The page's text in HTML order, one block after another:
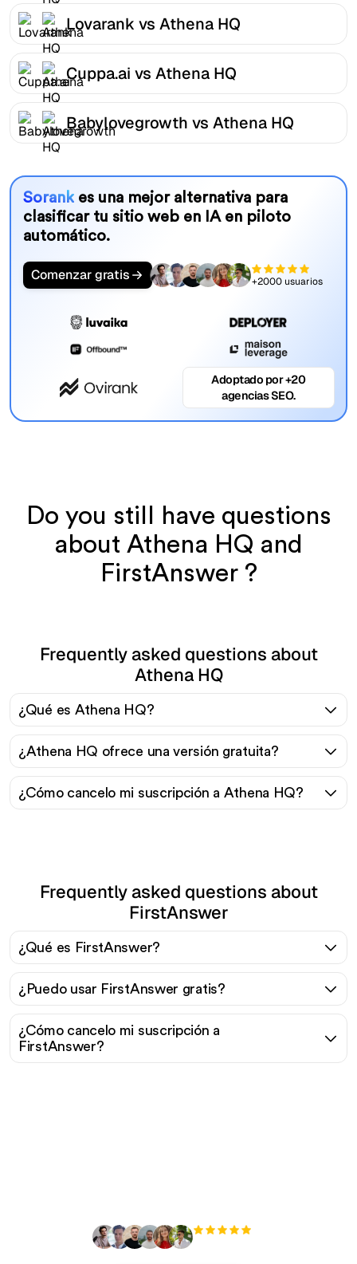
Lovarank vs Athena HQ
Cuppa.ai vs Athena HQ
Babylovegrowth vs Athena HQ
Sorankes una mejor alternativa para
clasificar tu sitio web en IA en piloto
automático.
Comenzar gratis +2000 usuarios
Adoptado por +20
agencias SEO.
Do you still have questions
about Athena HQ and
FirstAnswer ?
Frequently asked questions about
Athena HQ
¿Qué es Athena HQ?
¿Athena HQ ofrece una versión gratuita?
¿Cómo cancelo mi suscripción a Athena HQ?
Frequently asked questions about
FirstAnswer
¿Qué es FirstAnswer?
¿Puedo usar FirstAnswer gratis?
¿Cómo cancelo mi suscripción a
FirstAnswer?